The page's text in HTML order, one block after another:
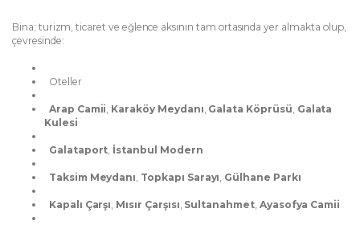
Bina; turizm, ticaret ve eğlence aksının tam ortasında yer almakta olup,
çevresinde:
Oteller
Arap Camii, Karaköy Meydanı, Galata Köprüsü, Galata
Kulesi
Galataport, İstanbul Modern
Taksim Meydanı, Topkapı Sarayı, Gülhane Parkı
Kapalı Çarşı, Mısır Çarşısı, Sultanahmet, Ayasofya Camii